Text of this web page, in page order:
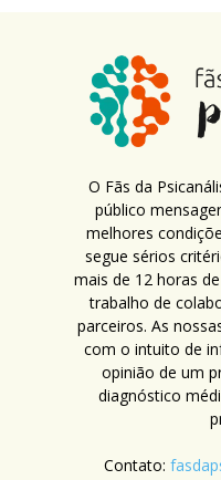
O Fãs da
público
melhores
segue sérios
mais de 12 horas
trabalho de
parceiros. As
com o intuito de
opinião de um
diagnóstico
Contato: